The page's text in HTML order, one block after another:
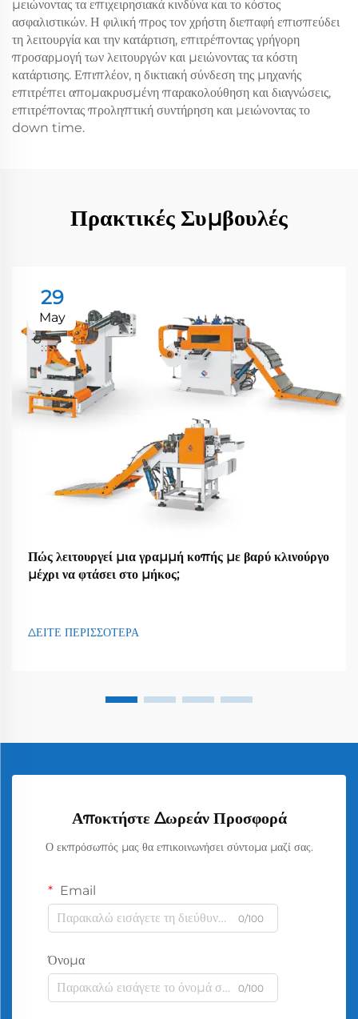
μειώνοντας τα επιχειρησιακά κινδύνα και το κόστος
ασφαλιστικών. Η φιλική προς τον χρήστη διεπαφή επισπεύδει
τη λειτουργία και την κατάρτιση, επιτρέποντας γρήγορη
προσαρμογή των λειτουργών και μειώνοντας τα κόστη
κατάρτισης. Επιπλέον, η δικτιακή σύνδεση της μηχανής
επιτρέπει απομακρυσμένη παρακολούθηση και διαγνώσεις,
επιτρέποντας προληπτική συντήρηση και μειώνοντας το
down time.
Πρακτικές Συμβουλές
29
May
Πώς λειτουργεί μια γραμμή κοπής με βαρύ κλινούργο
μέχρι να φτάσει στο μήκος;
ΔΕΙΤΕ ΠΕΡΙΣΣΟΤΕΡΑ
Αποκτήστε Δωρεάν Προσφορά
Ο εκπρόσωπός μας θα επικοινωνήσει σύντομα μαζί σας.
Email
0/100
Όνομα
0/100